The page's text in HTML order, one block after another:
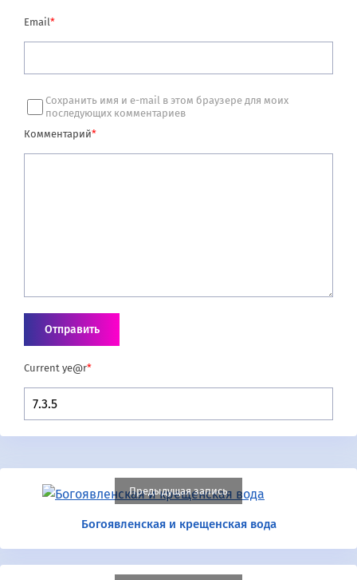
Email*
Сохранить имя и e-mail в этом браузере для моих
последующих комментариев
Комментарий*
Current ye@r*
Предыдущая запись
Богоявленская и крещенская вода